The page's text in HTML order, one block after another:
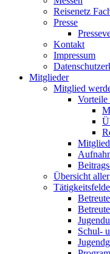
Reisenetz
Presse
Kontakt
Impressum
Mitglieder
Mitglied
Vorteile
Übersicht
Schul-